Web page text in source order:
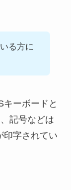
る方に
ーボードと
記号などは
印字されてい